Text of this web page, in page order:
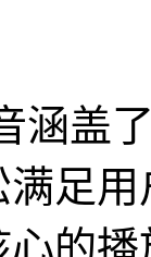
盖了
足
的